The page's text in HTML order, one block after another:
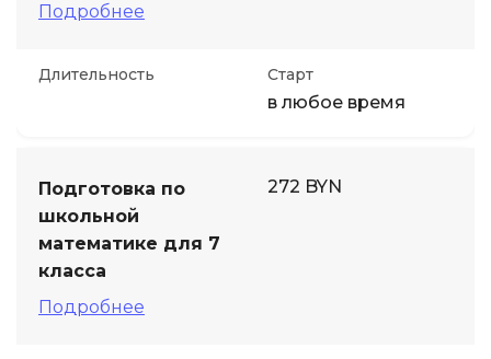
Подробнее
Длительность Старт
в любое время
Подготовка по
школьной
математике для 7
класса
Подробнее
272 BYN